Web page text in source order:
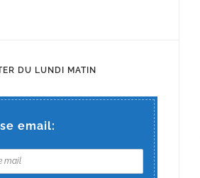
DU LUNDI MATIN
email: